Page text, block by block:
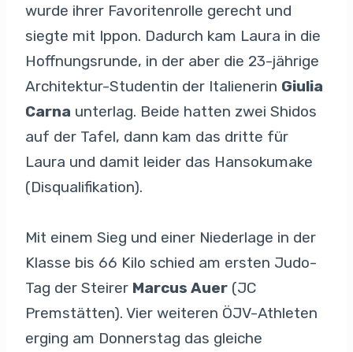
wurde ihrer Favoritenrolle gerecht und
siegte mit Ippon. Dadurch kam Laura in die
Hoffnungsrunde, in der aber die 23-jährige
Architektur-Studentin der Italienerin Giulia
Carna unterlag. Beide hatten zwei Shidos
auf der Tafel, dann kam das dritte für
Laura und damit leider das Hansokumake
(Disqualifikation).
Mit einem Sieg und einer Niederlage in der
Klasse bis 66 Kilo schied am ersten Judo-
Tag der Steirer Marcus Auer (JC
Premstätten). Vier weiteren ÖJV-Athleten
erging am Donnerstag das gleiche